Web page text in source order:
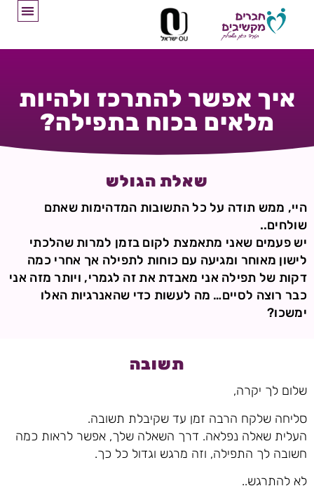
איך אפשר להתרכז ולהיות
מלאים בכוח בתפילה?
שאלת הגולש
היי, ממש תודה על כל התשובות המדהימות שאתם
שולחים..
יש פעמים שאני מתאמצת לקום בזמן למרות שהלכתי
לישון מאוחר ומגיעה עם כוחות לתפילה אך אחרי כמה
דקות של תפילה אני מאבדת את זה לגמרי, ויותר מזה אני
כבר רוצה לסיים… מה לעשות כדי שהאנרגיות האלו
ימשכו?
תשובה
שלום לך יקרה,
סליחה שלקח הרבה זמן עד שקיבלת תשובה.
העלית שאלה נפלאה. דרך השאלה שלך, אפשר לראות כמה
חשובה לך התפילה, וזה מרגש וגדול כל כך.
לא להתרגש..